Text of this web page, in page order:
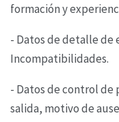
formación y
- Datos de detalle de
Incompatibilidades.
- Datos de control de
salida, motivo de